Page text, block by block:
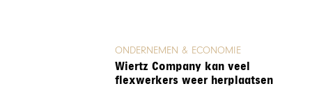
ONDERNEMEN & ECONOMIE
Wiertz Company kan veel
flexwerkers weer herplaatsen